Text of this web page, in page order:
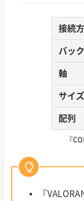
接続
バッ
軸
サイズ
配列
『
『